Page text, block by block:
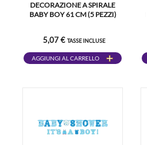
DECORAZIONE A SPIRALE
BABY BOY 61 CM (5 PEZZI)
5,07 € TASSE INCLUSE
AGGIUNGI AL CARRELLO